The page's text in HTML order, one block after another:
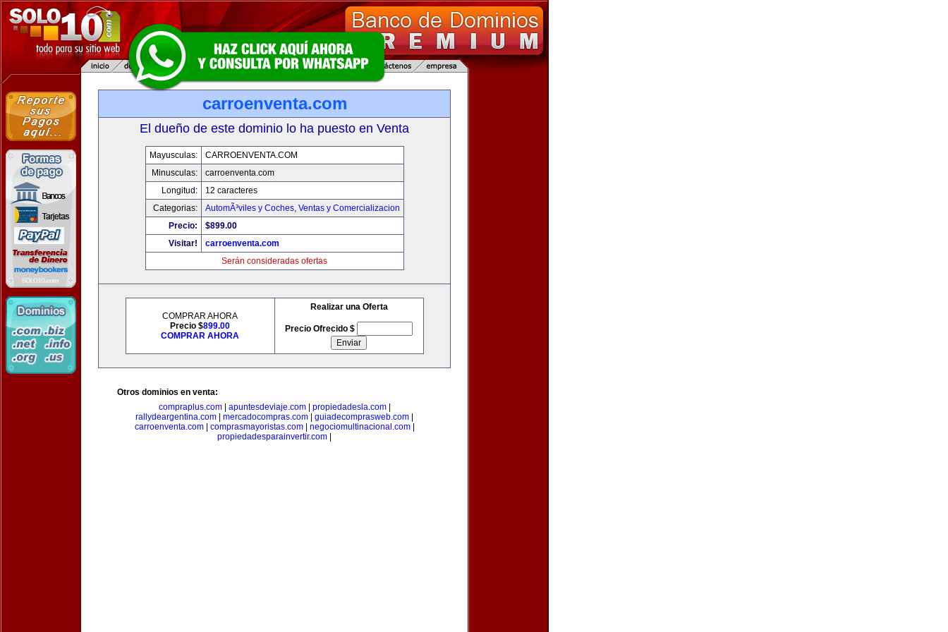
carroenventa.com
El dueño de este dominio lo ha puesto en Venta
Mayusculas:
CARROENVENTA.COM
Minusculas:
carroenventa.com
Longitud:
12 caracteres
Categorias:
AutomÃ³viles y Coches, Ventas y Comercializacion
Precio:
$899.00
Visitar!
carroenventa.com
Serán consideradas ofertas
COMPRAR AHORA
Precio $899.00
COMPRAR AHORA
Realizar una Oferta
Precio Ofrecido $
Otros dominios en venta:
compraplus.com| apuntesdeviaje.com| propiedadesla.com|
rallydeargentina.com
mercadocompras.com guiadecomprasweb.com
carroenventa.com| comprasmayoristas.com| negociomultinacional.com|
propiedadesparainvertir.com